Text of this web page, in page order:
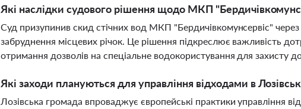
Які наслідки судового рішення щодо МКП
Суд призупинив скид стічних вод МКП "Бердичівкомунсервіс"
забруднення місцевих річок. Це рішення підкреслює важливість
отримання дозволів на спеціальне водокористування для захисту
Які заходи плануються для управління відходами в
Лозівська громада впроваджує європейські практики управління